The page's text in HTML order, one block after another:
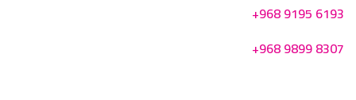
+968 9195 6193
+968 9899 8307